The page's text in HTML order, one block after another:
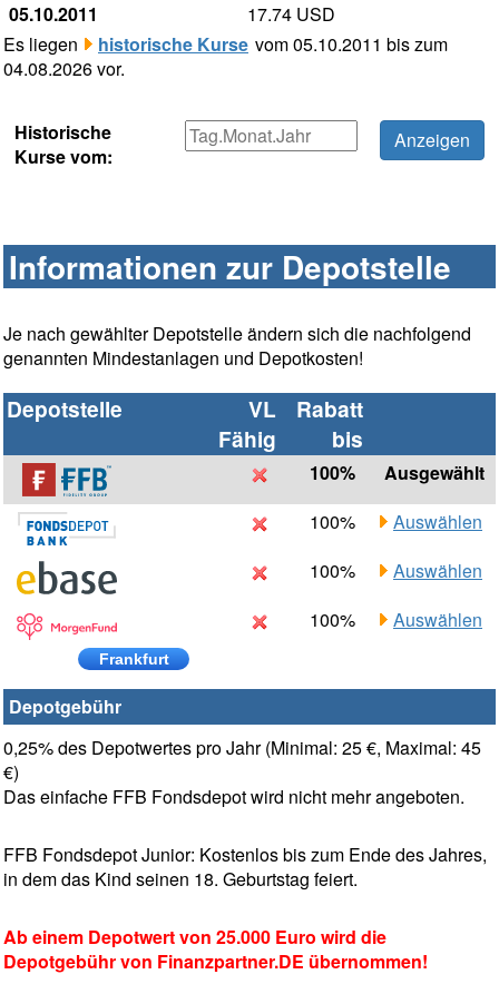
05.10.2011
17.74 USD
Es liegen
historische Kurse vom 05.10.2011 bis zum
04.08.2026 vor.
Historische
Kurse vom:
Informationen zur Depotstelle
Je nach gewählter Depotstelle ändern sich die nachfolgend
genannten Mindestanlagen und Depotkosten!
Depotstelle
VL
Fähig
Rabatt
bis
100%
Ausgewählt
100%
Auswählen
100%
Auswählen
Frankfurt
100% Auswählen
Depotgebühr
0,25% des Depotwertes pro Jahr (Minimal: 25 €, Maximal: 45
€)
Das einfache FFB Fondsdepot wird nicht mehr angeboten.
FFB Fondsdepot Junior: Kostenlos bis zum Ende des Jahres,
in dem das Kind seinen 18. Geburtstag feiert.
Ab einem Depotwert von 25.000 Euro wird die
Depotgebühr von Finanzpartner.DE übernommen!